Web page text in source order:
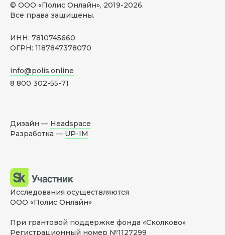
© ООО «Полис Онлайн», 2019-2026.
Все права защищены.
ИНН: 7810745660
ОГРН: 1187847378070
info@polis.online
8 800 302-55-71
Дизайн — Headspace
Разработка — UP-IM
Исследования осуществляются
ООО «Полис Онлайн»
При грантовой поддержке фонда «Сколково»
Регистрационный номер №1127299